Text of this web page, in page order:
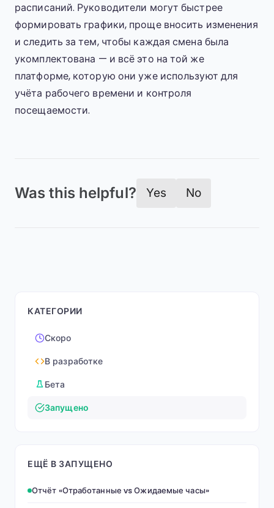
расписаний. Руководители могут быстрее
формировать графики, проще вносить изменения
и следить за тем, чтобы каждая смена была
укомплектована — и всё это на той же
платформе, которую они уже используют для
учёта рабочего времени и контроля
посещаемости.
Was this helpful? Yes No
КАТЕГОРИИ
Скоро
В разработке
Бета
Запущено
ЕЩЁ В ЗАПУЩЕНО
Отчёт «Отработанные vs Ожидаемые часы»